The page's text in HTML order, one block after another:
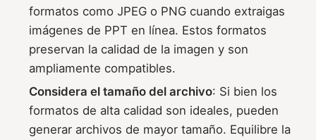
formatos como JPEG o PNG cuando extraigas
imágenes de PPT en línea. Estos formatos
preservan la calidad de la imagen y son
ampliamente compatibles.
Considera el tamaño del archivo: Si bien los
formatos de alta calidad son ideales, pueden
generar archivos de mayor tamaño. Equilibre la